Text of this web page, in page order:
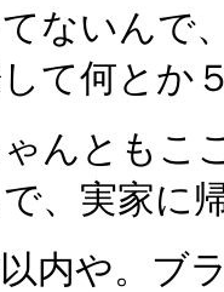
ないんで
て何とか
んともこ
、実家に
内や。ブ